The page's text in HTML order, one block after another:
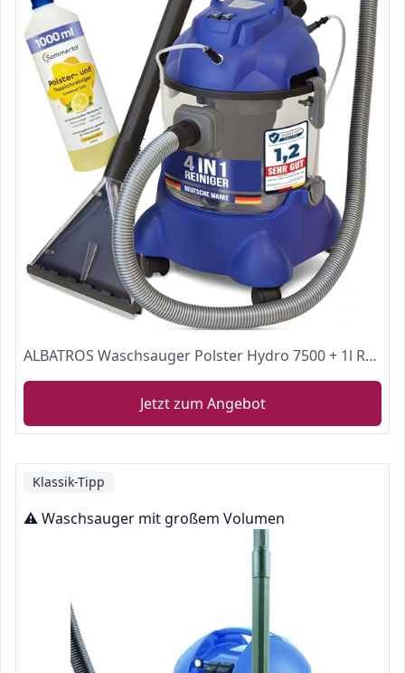
ALBATROS Waschsauger Polster Hydro 7500 + 1l Reinigungs-Shampoo - 4in1 Polsterreiniger Gerät Beutellos + Teppich-Reinigungsmaschine, 5-TLG Komplett-Set - Vergleichssieger Note: Sehr Gut (09/2020)
Jetzt zum Angebot
Klassik-Tipp
⚠️ Waschsauger mit großem Volumen